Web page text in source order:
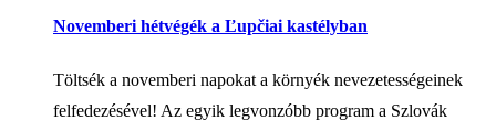
Novemberi hétvégék a Ľupčiai kastélyban
Töltsék a novemberi napokat a környék nevezetességeinek
felfedezésével! Az egyik legvonzóbb program a Szlovák